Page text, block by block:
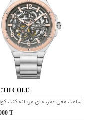
COLE
ساعت مچی عقربه ای مردانه کنت کول